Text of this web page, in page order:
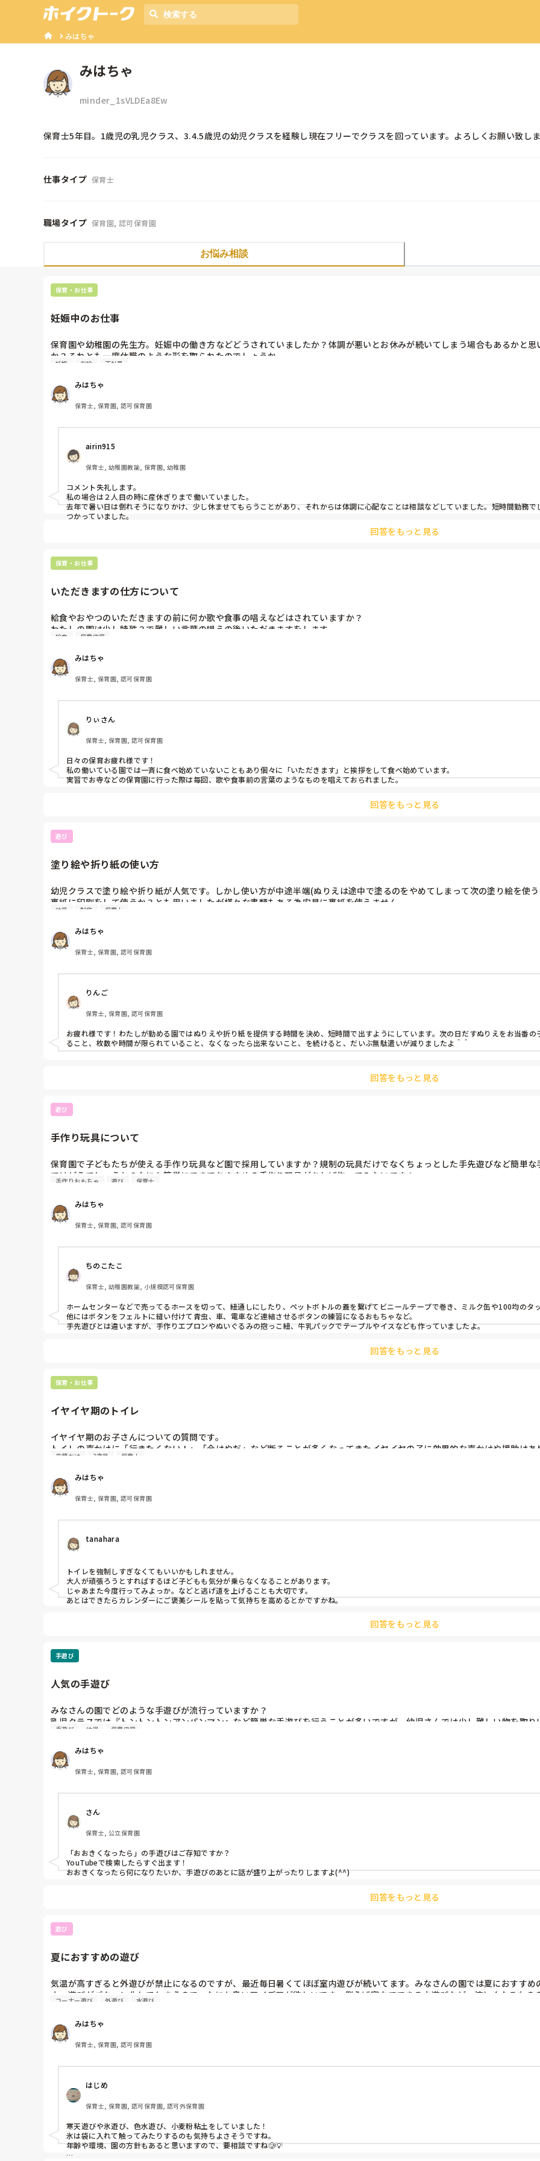
みはちゃ
みはちゃ
minder_1sVLDEa8Ew
保育士5年目。1歳児の乳児クラス、3.4.5歳児の幼児クラスを経験し現在フリーでクラスを回っています。よろしくお願い致しま
仕事タイプ 保育士
職場タイプ 保育園, 認可保育園
お悩み相談
保育・お仕事
妊娠中のお仕事
保育園や幼稚園の先生方。妊娠中の働き方などどうされていましたか？体調が悪いとお休みが続いてしまう場合もあるかと
か？それとも一度休職のような形を取られたのでしょうか。
妊娠 有給 正社員
みはちゃ
保育士, 保育園, 認可保育園
airin915
保育士, 幼稚園教諭, 保育園, 幼稚園
コメント失礼します。
私の場合は２人目の時に産休ぎりまで働いていました。
去年で暑い日は倒れそうになりかけ、少し休ませてもらうことがあり、それからは体調に心配なことは相談などしていました。短時間勤務
つかっていました。
回答をもっと見る
保育・お仕事
いただきますの仕方について
給食やおやつのいただきますの前に何か歌や食事の唱えなどはされていますか？
わたしの園は少し特殊？で難しい言葉の唱えの後いただきますをします。
給食 保育内容
みはちゃ
保育士, 保育園, 認可保育園
りぃさん
保育士, 保育園, 認可保育園
日々の保育お疲れ様です！
私の働いている園では一斉に食べ始めていないこともあり個々に「いただきます」と挨拶をして食べ始めています。
実習でお寺などの保育園に行った際は毎回、歌や食事前の言葉のようなものを唱えておられました。
回答をもっと見る
遊び
塗り絵や折り紙の使い方
幼児クラスで塗り絵や折り紙が人気です。しかし使い方が中途半端(ぬりえは途中で塗るのをやめてしまって次の塗り絵を使
裏紙に印刷をして使うか？とも思いましたが様々な書類もある為安易に裏紙を使えません。
幼児 制作 保育士
みはちゃ
保育士, 保育園, 認可保育園
りんご
保育士, 保育園, 認可保育園
お疲れ様です！わたしが勤める園ではぬりえや折り紙を提供する時間を決め、短時間で出すようにしています。次の日だすぬりえをお当番
ること、枚数や時間が限られていること、なくなったら出来ないこと、を続けると、だいぶ無駄遣いが減りましたよ＾＾
回答をもっと見る
遊び
手作り玩具について
保育園で子どもたちが使える手作り玩具など園で採用していますか？規制の玩具だけでなくちょっとした手先遊びなど簡単
ではどうでしょうか？なにか簡単にできておすすめの手作り玩具があれば作ってみたいです！
手作りおもちゃ 遊び 保育士
みはちゃ
保育士, 保育園, 認可保育園
ちのこたこ
保育士, 幼稚園教諭, 小規模認可保育園
ホームセンターなどで売ってるホースを切って、紐通しにしたり、ペットボトルの蓋を繋げてビニールテープで巻き、ミルク缶や100均のタ
他にはボタンをフェルトに縫い付けて青虫、車、電車など連結させるボタンの練習になるおもちゃなど。
手先遊びとは違いますが、手作りエプロンやぬいぐるみの抱っこ紐、牛乳パックでテーブルやイスなども作っていましたよ。
回答をもっと見る
保育・お仕事
イヤイヤ期のトイレ
イヤイヤ期のお子さんについての質問です。
トイレの声かけに「行きたくない！」「今はやだ」など断ることが多くなってきたイヤイヤの子に効果的な声かけや援助はあ
言葉かけ 2歳児 保育士
みはちゃ
保育士, 保育園, 認可保育園
tanahara
トイレを強制しすぎなくてもいいかもしれません。
大人が頑張ろうとすればするほど子どもも気分が乗らなくなることがあります。
じゃあまた今度行ってみよっか。などと逃げ道を上げることも大切です。
あとはできたらカレンダーにご褒美シールを貼って気持ちを高めるとかですかね。
回答をもっと見る
手遊び
人気の手遊び
みなさんの園でどのような手遊びが流行っていますか？
乳児クラスでは『トントントンアンパンマン』など簡単な手遊びを行うことが多いですが、幼児さんでは少し難しい物を取り
手遊び 幼児 保育内容
みはちゃ
保育士, 保育園, 認可保育園
さん
保育士, 公立保育園
「おおきくなったら」の手遊びはご存知ですか？
YouTubeで検索したらすぐ出ます！
おおきくなったら何になりたいか、手遊びのあとに話が盛り上がったりしますよ(^^)
回答をもっと見る
遊び
夏におすすめの遊び
気温が高すぎると外遊びが禁止になるのですが、最近毎日暑くてほぼ室内遊びが続いてます。みなさんの園では夏におすす
ナー遊びがパターン化してしまうので、なにか良いアイデアが欲しいです。例えば室内でできる水遊びなど、涼しくなるも
コーナー遊び 外遊び 水遊び
みはちゃ
保育士, 保育園, 認可保育園
はじめ
保育士, 保育園, 認可保育園, 認可外保育園
寒天遊びや氷遊び、色水遊び、小麦粉粘土をしていました！
氷は袋に入れて触ってみたりするのも気持ちよさそうですね。
年齢や環境、園の方針もあると思いますので、要相談ですね🥲💡